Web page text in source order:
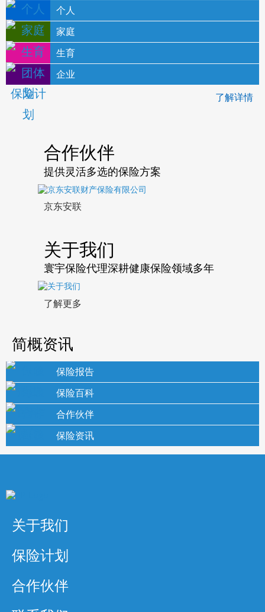
个人
家庭
生育
企业
了解详情
合作伙伴
提供灵活多选的保险方案
京东安联
关于我们
寰宇保险代理深耕健康保险领域多年
了解更多
简概资讯
保险报告
保险百科
合作伙伴
保险资讯
关于我们
保险计划
合作伙伴